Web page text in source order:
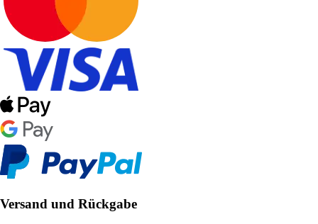
Versand und Rückgabe